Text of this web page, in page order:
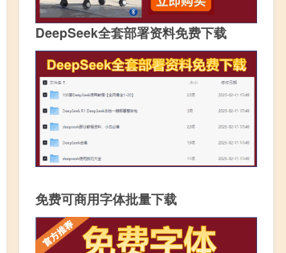
DeepSeek全套部署资料免费下载
免费可商用字体批量下载